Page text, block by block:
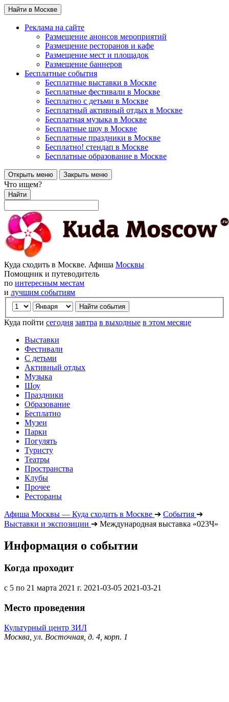
Найти в Москве
Реклама на сайте
Размещение анонсов мероприятий
Размещение ресторанов и кафе
Размещение мест и площадок
Размещение баннеров
Бесплатные события
Бесплатные выставки в Москве
Бесплатные фестивали в Москве
Бесплатно с детьми в Москве
Бесплатный активный отдых в Москве
Бесплатная музыка в Москве
Бесплатные шоу в Москве
Бесплатные праздники в Москве
Бесплатно! стендап в Москве
Бесплатные образование в Москве
Открыть меню Закрыть меню
Что ищем?
Найти
Куда сходить в Москве. Афиша Москвы
Помощник и путеводитель
по интересным местам
и лучшим событиям
Куда пойти сегодня завтра в выходные в этом месяце
Выставки
Фестивали
С детьми
Активный отдых
Музыка
Шоу
Праздники
Образование
Бесплатно
Музеи
Парки
Погулять
Туристу
Театры
Пространства
Клубы
Прочее
Рестораны
Афиша Москвы — Куда сходить в Москве ➔ События ➔
Выставки и экспозиции ➔ Международная выставка «023Ч»
Информация о событии
Когда проходит
с 5 по 21 марта 2021 г. 2021-03-05 2021-03-21
Место проведения
Культурный центр ЗИЛ
Москва, ул. Восточная, д. 4, корп. 1